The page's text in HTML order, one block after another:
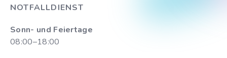
NOTFALLDIENST
Sonn- und Feiertage
08:00–18:00